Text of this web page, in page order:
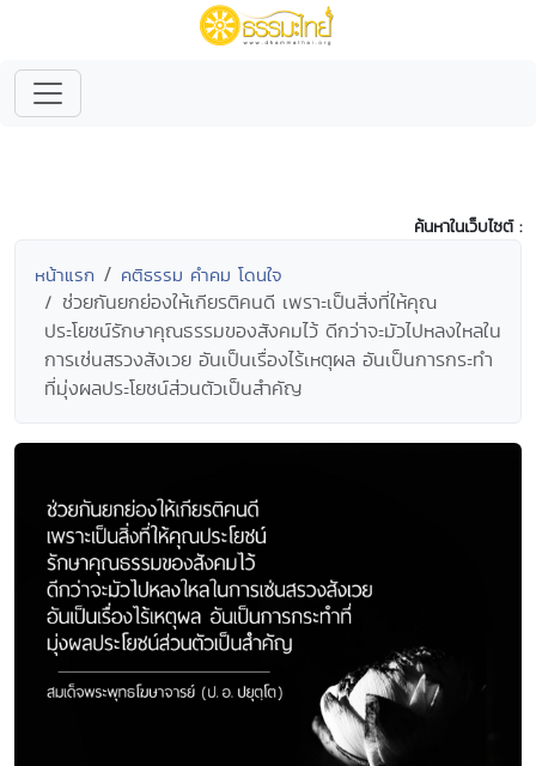
ค้นหาในเว็บไซต์ :
หน้าแรก คติธรรม คำคม โดนใจ
ช่วยกันยกย่องให้เกียรติคนดี เพราะเป็นสิ่งที่ให้คุณ
ประโยชน์รักษาคุณธรรมของสังคมไว้ ดีกว่าจะมัวไปหลงใหลใน
การเซ่นสรวงสังเวย อันเป็นเรื่องไร้เหตุผล อันเป็นการกระทำ
ที่มุ่งผลประโยชน์ส่วนตัวเป็นสำคัญ